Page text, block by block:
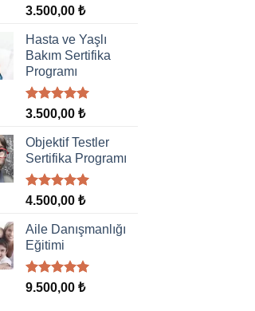
5 üzerinden
oy
aldı
3.500,00 ₺
Hasta ve Yaşlı
Bakım Sertifika
Programı
5 üzerinden
oy
aldı
3.500,00 ₺
Objektif Testler
Sertifika Programı
5 üzerinden
oy
aldı
4.500,00 ₺
Aile Danışmanlığı
Eğitimi
5 üzerinden
oy
9.500,00 ₺